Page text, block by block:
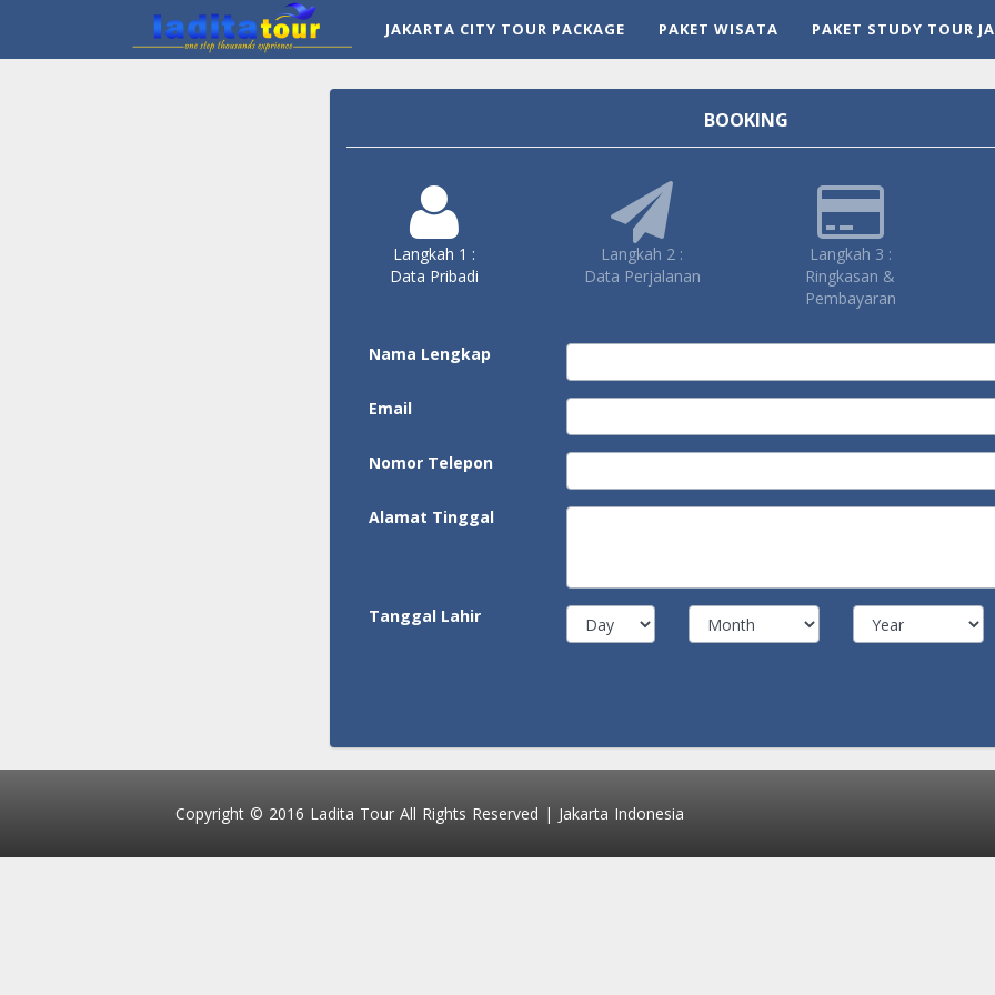
JAKARTA CITY TOUR PACKAGE PAKET WISATA PAKET STUDY TOUR
BOOKING
Langkah 1 :
Data Pribadi
Langkah 2 :
Data Perjalanan
Langkah 3 :
Ringkasan &
Pembayaran
Nama Lengkap
Email
Nomor Telepon
Alamat Tinggal
Tanggal Lahir
Copyright © 2016 Ladita Tour All Rights Reserved | Jakarta Indonesia